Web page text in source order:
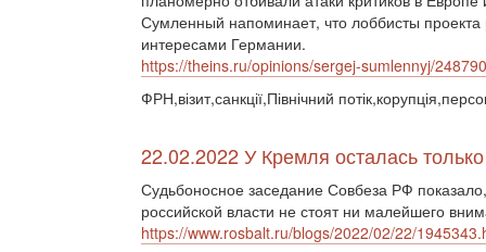
Сумленный напоминает, что лоббисты проекта
интересами Германии.
https://theins.ru/opinions/sergej-sumlennyj/248790
ФРН,візит,санкції,Північний
22.02.2022 У Кремля осталась
Судьбоносное заседание Совбеза РФ
российской власти не стоят ни малейшего
https://www.rosbalt.ru/blogs/2022/02/22/